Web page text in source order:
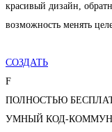
красивый дизайн,
возможность менять
СОЗДАТЬ
F
ПОЛНОСТЬЮ
УМНЫЙ КОД-